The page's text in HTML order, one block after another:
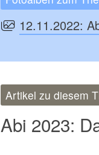
12.11.2022:
Artikel zu diesem
Abi 2023: